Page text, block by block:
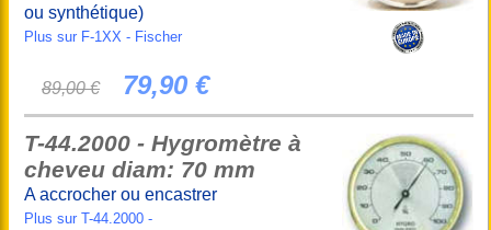
ou synthétique)
Plus sur F-1XX - Fischer
89,00 € 79,90 €
T-44.2000 - Hygromètre à
cheveu diam: 70 mm
A accrocher ou encastrer
Plus sur T-44.2000 -